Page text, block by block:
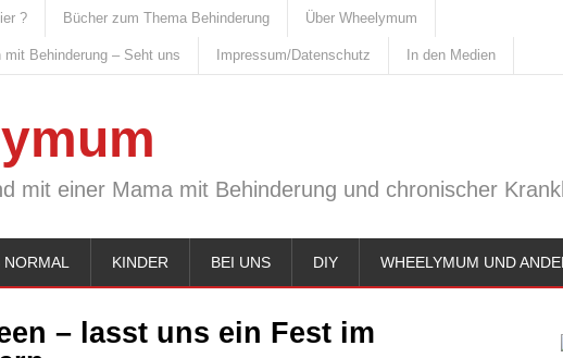
? Bücher zum Thema Behinderung Über Wheelymum
mit Behinderung – Seht uns Impressum/Datenschutz In den Medien
mit einer Mama mit Behinderung und chronischer
KINDER BEI UNS DIY WHEELYMUM UND
– lasst uns ein Fest im